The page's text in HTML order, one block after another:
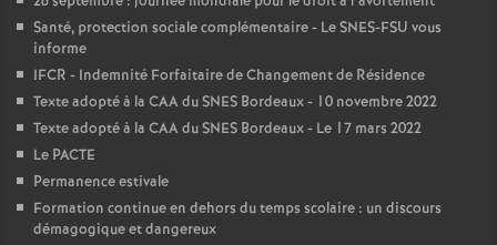
s
Santé, protection sociale complémentaire - Le SNES-FSU vous
informe
IFCR - Indemnité Forfaitaire de Changement de Résidence
Texte adopté à la CAA du SNES Bordeaux - 10 novembre 2022
Texte adopté à la CAA du SNES Bordeaux - Le 17 mars 2022
Le PACTE
Permanence estivale
Formation continue en dehors du temps scolaire : un discours
démagogique et dangereux